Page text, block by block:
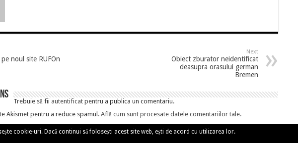
noul site RUFOn
Next
Obiect zburator neidentificat
deasupra orasului german
Bremen
Trebuie să fii autentificatpentru a publica un comentariu.
Akismet pentru a reduce spamul. Află cum sunt procesate datele comentariilor tale.
cookie-uri. Dacă continui să folosești acest site web, ești de acord cu utilizarea lor.